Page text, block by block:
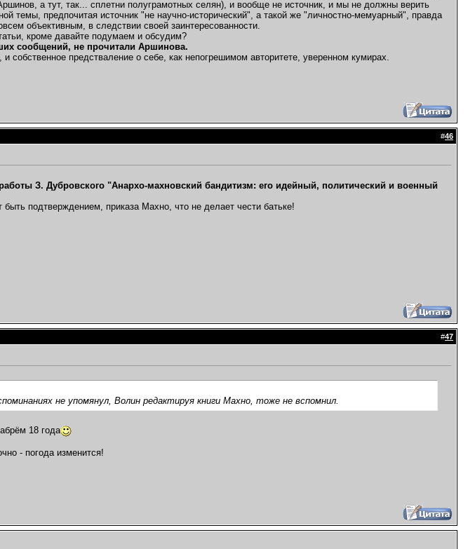
а тут, так... сплетни полуграмотных селян), и вообще не источник, и мы не должны верить
темы, предпочитая источник "не научно-исторический", а такой же "личностно-мемуарный", правда
объективным, в следствии своей заинтересованности.
кроме давайте подумаем и обсудим?
сообщений, не прочитали Аршинова.
собственное предстваление о себе, как непогрешимом авторитете, уверенном кумирах.
#46
З. Дубровского "Анархо-махновский бандитизм: его идейный, политический и военный
подтверждением, приказа Махно, что не делает чести батьке!
#47
не упомянул, Волин редактируя книги Махно, тоже не вспомнил.
18 года
- погода изменится!